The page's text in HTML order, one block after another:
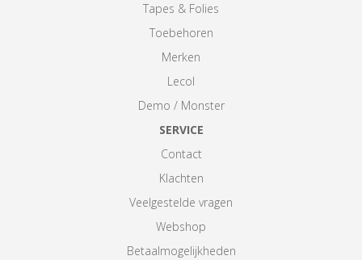
Tapes & Folies
Toebehoren
Merken
Lecol
Demo / Monster
SERVICE
Contact
Klachten
Veelgestelde vragen
Webshop
Betaalmogelijkheden